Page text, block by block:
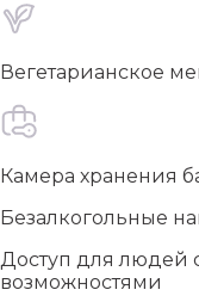
Вегетарианское
Камера хранения
Безалкогольные
Доступ для людей
возможностями